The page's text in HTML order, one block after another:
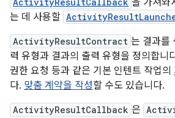
을 가져와
는 데 사용할
ActivityResultContract 는 결과를
력 유형과 결과의 출력 유형을 정의합니
권한 요청 등과 같은 기본 인텐트 작업의
다. 맞춤 계약을 작성할 수도 있습니다.
ActivityResultCallback 은